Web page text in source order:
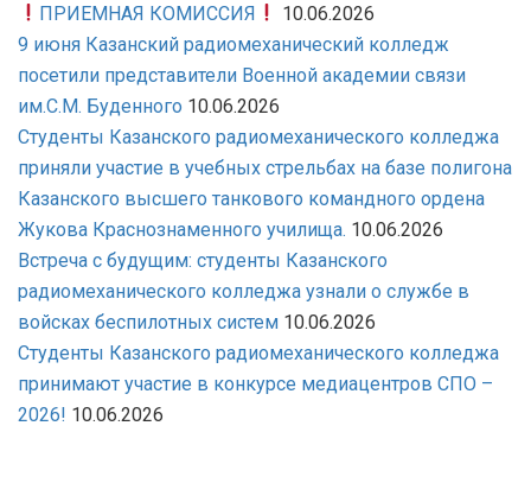
ПРИЕМНАЯ КОМИССИЯ
10.06.2026
9 июня Казанский радиомеханический колледж
посетили представители Военной академии связи
им.С.М. Буденного 10.06.2026
Студенты Казанского радиомеханического колледжа
приняли участие в учебных стрельбах на базе полигона
Казанского высшего танкового командного ордена
Жукова Краснознаменного училища. 10.06.2026
Встреча с будущим: студенты Казанского
радиомеханического колледжа узнали о службе в
войсках беспилотных систем 10.06.2026
Студенты Казанского радиомеханического колледжа
принимают участие в конкурсе медиацентров СПО –
2026! 10.06.2026